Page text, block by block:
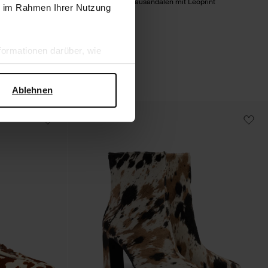
Rahmen Ihrer Nutzung
darüber, wie
Sicherheit und zum
Ablehnen